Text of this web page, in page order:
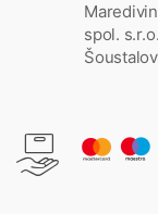
spol. s.r.o.